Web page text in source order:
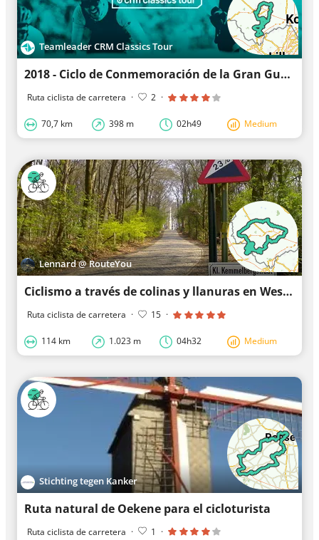
Teamleader CRM Classics Tour
2018 - Ciclo de Conmemoración de la Gran Guerra - 7 km
Ruta ciclista de carretera · 2 ·
70,7 km 398 m 02h49 Medium
Lennard @ RouteYou
Ciclismo a través de colinas y llanuras en Westhoek
Ruta ciclista de carretera · 15 ·
114 km 1.023 m 04h32 Medium
Stichting tegen Kanker
Ruta natural de Oekene para el cicloturista
Ruta ciclista de carretera · 1 ·